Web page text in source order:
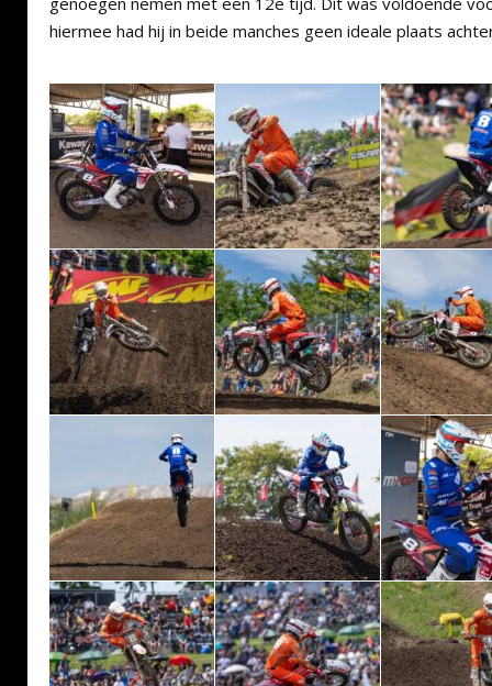
hiermee had hij in beide manches geen ideale plaats